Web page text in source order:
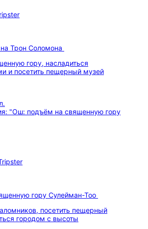
Трон Соломона
гору, насладиться
и посетить пещерный музей
гору Сулейман-Тоо
посетить пещерный
городом с высоты